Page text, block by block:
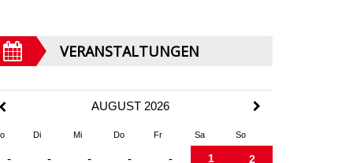
VERANSTALTUNGEN
AUGUST 2026
Di Mi Do Fr Sa So
- - - - - 1 2